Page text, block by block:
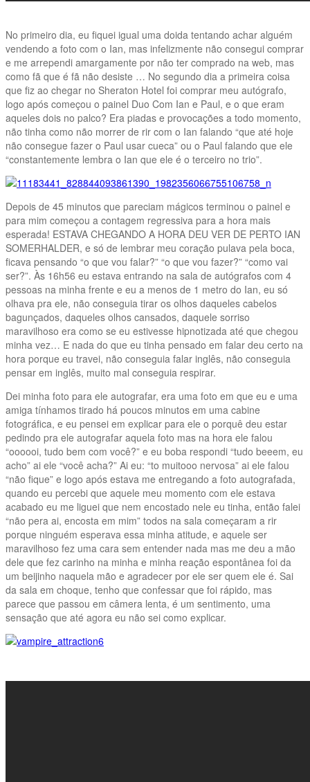
No primeiro dia, eu fiquei igual uma doida tentando achar alguém
vendendo a foto com o Ian, mas infelizmente não consegui comprar
e me arrependi amargamente por não ter comprado na web, mas
como fã que é fã não desiste … No segundo dia a primeira coisa
que fiz ao chegar no Sheraton Hotel foi comprar meu autógrafo,
logo após começou o painel Duo Com Ian e Paul, e o que eram
aqueles dois no palco? Era piadas e provocações a todo momento,
não tinha como não morrer de rir com o Ian falando “que até hoje
não consegue fazer o Paul usar cueca” ou o Paul falando que ele
“constantemente lembra o Ian que ele é o terceiro no trio”.
Depois de 45 minutos que pareciam mágicos terminou o painel e
para mim começou a contagem regressiva para a hora mais
esperada! ESTAVA CHEGANDO A HORA DEU VER DE PERTO IAN
SOMERHALDER, e só de lembrar meu coração pulava pela boca,
ficava pensando “o que vou falar?” “o que vou fazer?” “como vai
ser?”. Às 16h56 eu estava entrando na sala de autógrafos com 4
pessoas na minha frente e eu a menos de 1 metro do Ian, eu só
olhava pra ele, não conseguia tirar os olhos daqueles cabelos
bagunçados, daqueles olhos cansados, daquele sorriso
maravilhoso era como se eu estivesse hipnotizada até que chegou
minha vez… E nada do que eu tinha pensado em falar deu certo na
hora porque eu travei, não conseguia falar inglês, não conseguia
pensar em inglês, muito mal conseguia respirar.
Dei minha foto para ele autografar, era uma foto em que eu e uma
amiga tínhamos tirado há poucos minutos em uma cabine
fotográfica, e eu pensei em explicar para ele o porquê deu estar
pedindo pra ele autografar aquela foto mas na hora ele falou
“oooooi, tudo bem com você?” e eu boba respondi “tudo beeem, eu
acho” ai ele “você acha?” Ai eu: “to muitooo nervosa” ai ele falou
“não fique” e logo após estava me entregando a foto autografada,
quando eu percebi que aquele meu momento com ele estava
acabado eu me liguei que nem encostado nele eu tinha, então falei
“não pera ai, encosta em mim” todos na sala começaram a rir
porque ninguém esperava essa minha atitude, e aquele ser
maravilhoso fez uma cara sem entender nada mas me deu a mão
dele que fez carinho na minha e minha reação espontânea foi da
um beijinho naquela mão e agradecer por ele ser quem ele é. Sai
da sala em choque, tenho que confessar que foi rápido, mas
parece que passou em câmera lenta, é um sentimento, uma
sensação que até agora eu não sei como explicar.